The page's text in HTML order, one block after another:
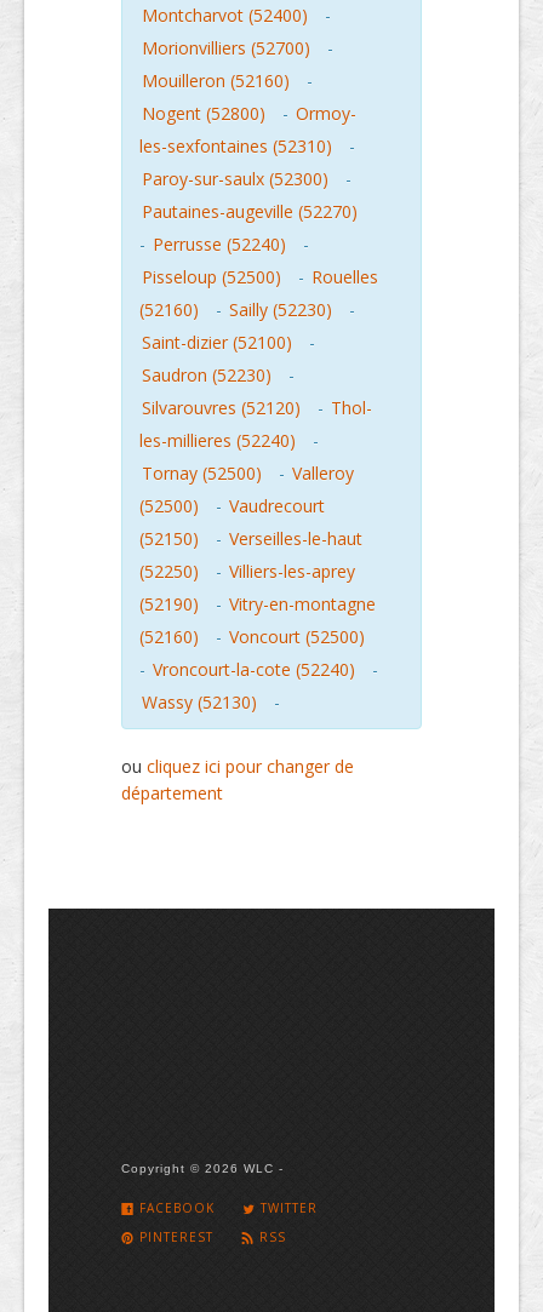
Montcharvot (52400)
-
Morionvilliers (52700)
-
Mouilleron (52160)
-
Nogent (52800)
- Ormoy-
les-sexfontaines (52310)
-
Paroy-sur-saulx (52300)
-
Pautaines-augeville (52270)
- Perrusse (52240)
-
Pisseloup (52500)
- Rouelles
(52160)
- Sailly (52230)
-
Saint-dizier (52100)
-
Saudron (52230)
-
Silvarouvres (52120)
- Thol-
les-millieres (52240)
-
Tornay (52500)
- Valleroy
(52500)
- Vaudrecourt
(52150)
- Verseilles-le-haut
(52250)
- Villiers-les-aprey
(52190)
- Vitry-en-montagne
(52160)
- Voncourt (52500)
- Vroncourt-la-cote (52240)
-
Wassy (52130)
-
ou cliquez ici pour changer de
département
Copyright © 2026 WLC -
FACEBOOK
TWITTER
PINTEREST
RSS